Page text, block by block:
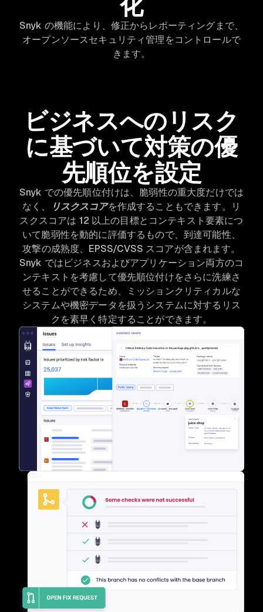
Snyk の機能により、修正からレポーティングまで、
オープンソースセキュリティ管理をコントロールで
きます。
ビジネスへのリスク
に基づいて対策の優
先順位を設定
Snyk での優先順位付けは、脆弱性の重大度だけでは
なく、
リスクスコアを作成することもできます。リ
スクスコアは 12 以上の目標とコンテキスト要素につ
いて脆弱性を動的に評価するもので、到達可能性、
攻撃の成熟度、EPSS/CVSS スコアが含まれます。
Snyk ではビジネスおよびアプリケーション両方のコ
ンテキストを考慮して優先順位付けをさらに洗練さ
せることができるため、ミッションクリティカルな
システムや機密データを扱うシステムに対するリス
クを素早く特定することができます。